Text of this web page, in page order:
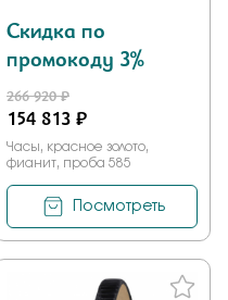
Скидка по
промокоду 3%
266 920 ₽
154 813 ₽
Часы, красное золото,
фианит, проба 585
Посмотреть